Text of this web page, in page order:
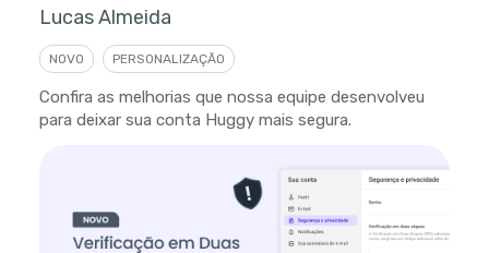
Lucas Almeida
NOVO PERSONALIZAÇÃO
Confira as melhorias que nossa equipe desenvolveu
para deixar sua conta Huggy mais segura.